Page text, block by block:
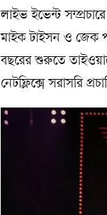
লাইভ ইভেন্ট
মাইক টাইসন ও জেক
বছরের শুরুতে
নেটফ্লিক্সে সরাসরি